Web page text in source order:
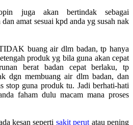
juga akan bertindak sebagai
amat sesuai kpd anda yg susah nak
buang air dlm badan, tp hanya
produk yg bila guna akan cepat
berat badan cepat berlaku, tp
dgn membuang air dlm badan, dan
stop guna produk tu. Jadi berhati-hati
faham dulu macam mana proses
kesan seperti sakit perut atau pening